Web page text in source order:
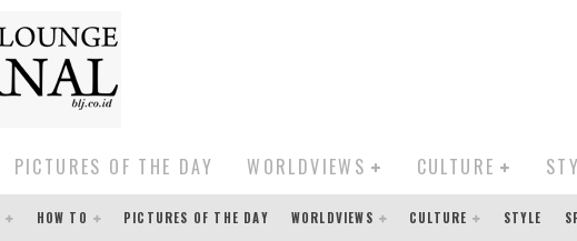
PICTURES OF THE DAY WORLDVIEWS CULTURE
HOW TO PICTURES OF THE DAY WORLDVIEWS CULTURE STYLE